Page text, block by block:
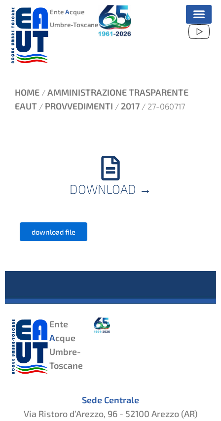
VAI
CONTENUTO
EnteAcque
Umbre-Toscane
HOME / AMMINISTRAZIONE TRASPARENTE
EAUT / PROVVEDIMENTI / 2017 / 27-060717
DOWNLOAD →
download file
Ente
Acque
Umbre-
Toscane
Sede Centrale
Via Ristoro d’Arezzo, 96 - 52100 Arezzo (AR)